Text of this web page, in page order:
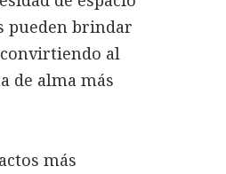
pueden brindar
al
de alma más
más